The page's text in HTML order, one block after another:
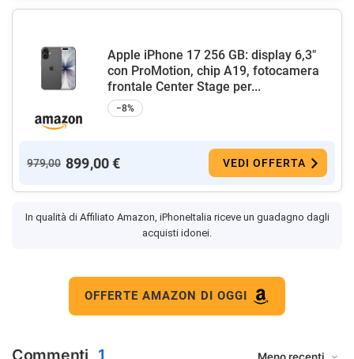
Apple iPhone 17 256 GB: display 6,3"
con ProMotion, chip A19, fotocamera
frontale Center Stage per...
−8%
979,00 899,00 € VEDI OFFERTA
In qualità di Affiliato Amazon, iPhoneItalia riceve un guadagno dagli
acquisti idonei.
OFFERTE AMAZON DI OGGI